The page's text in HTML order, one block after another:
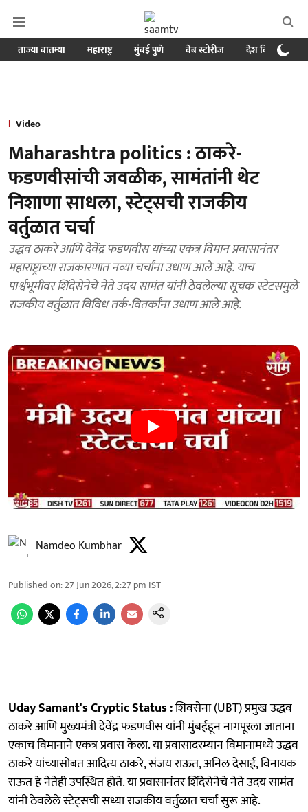
ताज्या बातम्या महाराष्ट्र मुंबई पुणे वेब स्टोरीज देश विदेश
Video
Maharashtra politics : ठाकरे-
फडणवीसांची जवळीक, सामंतांनी थेट
निशाणा साधला, स्टेट्‍सची राजकीय
वर्तुळात चर्चा
उद्धव ठाकरे आणि देवेंद्र फडणवीस यांच्या एकत्र विमान प्रवासानंतर
महाराष्ट्राच्या राजकारणात नव्या चर्चांना उधाण आले आहे. याच
पार्श्वभूमीवर शिंदेसेनेचे नेते उदय सामंत यांनी ठेवलेल्या सूचक स्टेटसमुळे
राजकीय वर्तुळात विविध तर्क-वितर्कांना उधाण आले आहे.
Namdeo Kumbhar
Published on:27 Jun 2026, 2:27 pm IST
Uday Samant's Cryptic Status :शिवसेना (UBT) प्रमुख उद्धव
ठाकरे आणि मुख्यमंत्री देवेंद्र फडणवीस यांनी मुंबईहून नागपूरला जाताना
एकाच विमानाने एकत्र प्रवास केला. या प्रवासादरम्यान विमानामध्ये उद्धव
ठाकरे यांच्यासोबत आदित्य ठाकरे, संजय राऊत, अनिल देसाई, विनायक
राऊत हे नेतेही उपस्थित होते. या प्रवासानंतर शिंदेसेनेचे नेते उदय सामंत
यांनी ठेवलेले स्टेट्‍सची सध्या राजकीय वर्तुळात चर्चा सुरू आहे.